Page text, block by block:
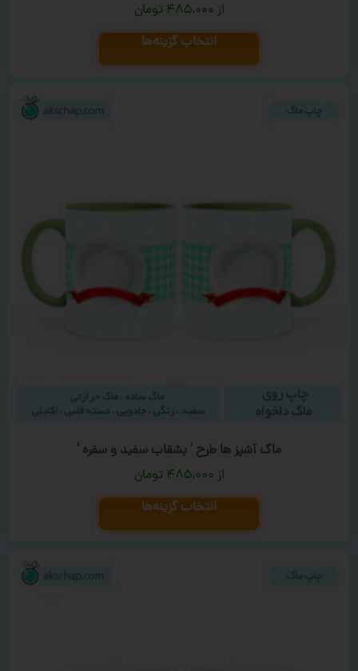
۴۸۵,۰۰۰ تومان
انتخاب گزینه‌ها
ماگ آشپز ها طرح ‘ بشقاب سفید و سفره ‘
۴۸۵,۰۰۰ تومان
انتخاب گزینه‌ها